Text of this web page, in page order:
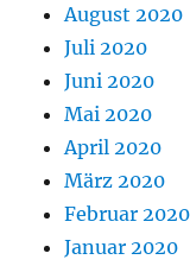
August 2020
Juli 2020
Juni 2020
Mai 2020
April 2020
März 2020
Februar 2020
Januar 2020